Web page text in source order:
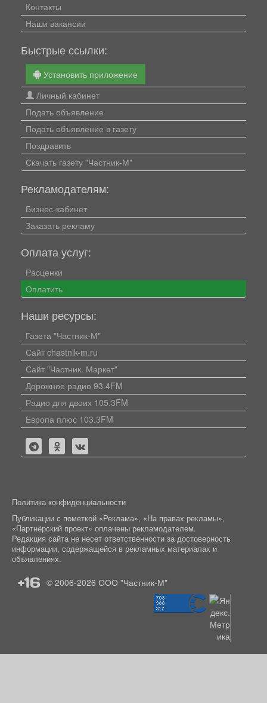
Контакты
Наши вакансии
Быстрые ссылки:
Установить приложение
Личный кабинет
Подать объявление
Подать объявление в газету
Поздравить
Скачать газету "Частник-М"
Рекламодателям:
Бизнес-кабинет
Заказать рекламу
Оплата услуг:
Расценки
Оплатить
Наши ресурсы:
Газета "Частник-М"
Сайт chastnik-m.ru
Сайт "Частник. Маркет"
Дорожное радио 93.4FM
Радио для двоих 105.3FM
Европа плюс 103.3FM
Политика конфиденциальности
Публикации с пометкой «Реклама», «На правах рекламы»,
«Партнёрский проект» оплачены рекламодателем.
Редакция сайта не несет ответственности за достоверность
информации, содержащейся в рекламных материалах и
объявлениях.
+16 © 2006-2026 ООО "Частник-М"